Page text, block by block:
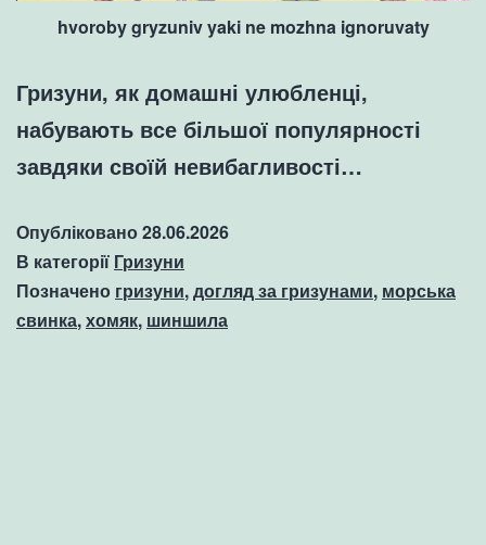
hvoroby gryzuniv yaki ne mozhna ignoruvaty
Гризуни, як домашні улюбленці,
набувають все більшої популярності
завдяки своїй невибагливості…
Опубліковано28.06.2026
В категорії Гризуни
Позначено гризуни,догляд за гризунами, морська
свинка,хомяк, шиншила